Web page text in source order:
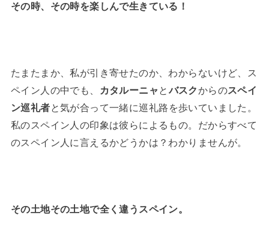
その時、その時を楽しんで生きている！
たまたまか、私が引き寄せたのか、わからないけど、ス
ペイン人の中でも、
カタルーニャ とバスクからのスペイ
ン巡礼者と気が合って一緒に巡礼路を歩いていました。
私のスペイン人の印象は彼らによるもの。だからすべて
のスペイン人に言えるかどうかは？わかりませんが。
その土地その土地で全く違うスペイン。